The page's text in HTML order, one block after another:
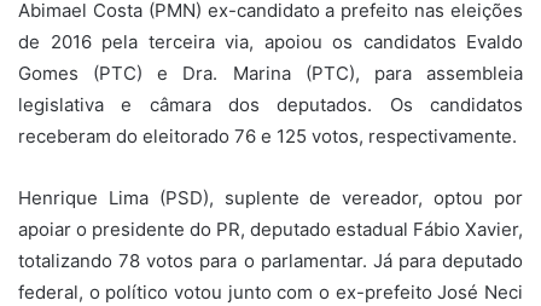
Abimael Costa (PMN) ex-candidato a prefeito nas eleições
de 2016 pela terceira via, apoiou os candidatos Evaldo
Gomes (PTC) e Dra. Marina (PTC), para assembleia
legislativa e câmara dos deputados. Os candidatos
receberam do eleitorado 76 e 125 votos, respectivamente.
Henrique Lima (PSD), suplente de vereador, optou por
apoiar o presidente do PR, deputado estadual Fábio Xavier,
totalizando 78 votos para o parlamentar. Já para deputado
federal, o político votou junto com o ex-prefeito José Neci